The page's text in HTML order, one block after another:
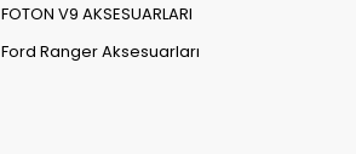
FOTON V9 AKSESUARLARI
Ford Ranger Aksesuarları